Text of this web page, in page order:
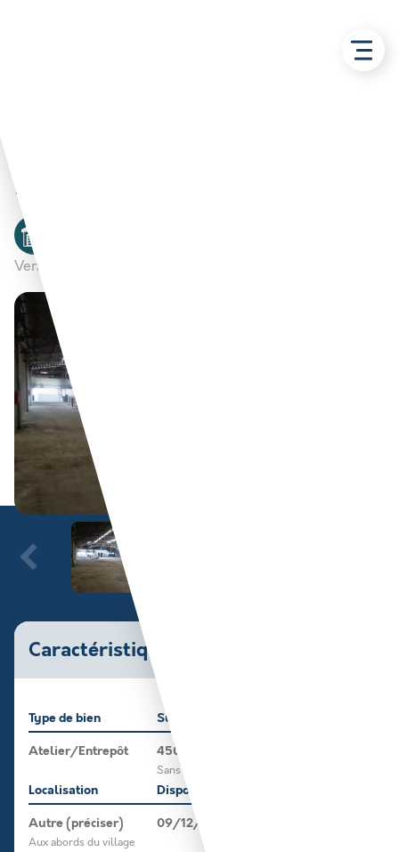
Hangar 4500 m2 – Ames
Vendu par :
Caractéristiques du bien
Type de bien
Atelier/Entrepôt
Surface
4500 m²
Sans logement
Localisation
Autre (préciser)
Aux abords du village
Disponible le
09/12/2025